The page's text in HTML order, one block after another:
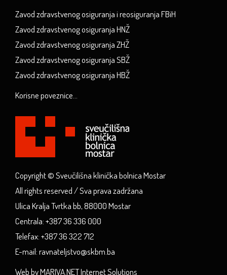
Zavod zdravstvenog osiguranja i reosiguranja FBiH
Zavod zdravstvenog osiguranja HNŽ
Zavod zdravstvenog osiguranja ZHŽ
Zavod zdravstvenog osiguranja SBŽ
Zavod zdravstvenog osiguranja HBŽ
Korisne poveznice...
Copyright © Sveučilišna klinička bolnica Mostar
All rights reserved / Sva prava zadržana
Ulica Kralja Tvrtka bb, 88000 Mostar
Centrala: +387 36 336 000
Telefax: +387 36 322 712
E-mail: ravnateljstvo@skbm.ba
Web by MARIVA.NET Internet Solutions